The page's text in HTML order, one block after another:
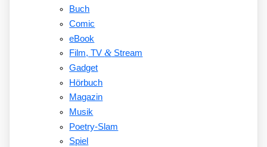
Buch
Comic
eBook
Film, TV&Stream
Gadget
Hörbuch
Magazin
Musik
Poetry-Slam
Spiel